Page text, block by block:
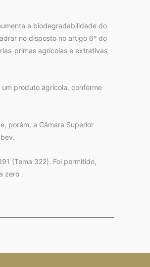
a biodegradabilidade do
no disposto no artigo 6º do
primas agrícolas e extrativas
produto agrícola, conforme
porém, a Câmara Superior
(Tema 322). Foi permitido,
zero .